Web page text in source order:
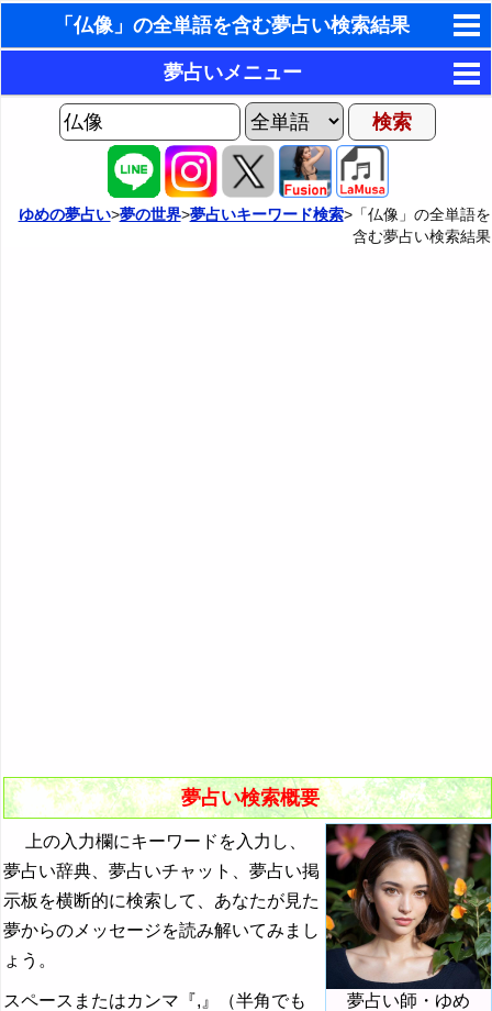
「仏像」の全単語を含む夢占い検索結果
東洋・西洋占星術
ホラリー占星術
手相占いで未来診断
タロットカードで無料占い
夢占いメニュー
AIゆめの夢占いチャット
ヨセフの夢占い
夢占い掲示板
ゆめの夢占い>夢の世界>夢占いキーワード検索>「仏像」の全単語を
含む夢占い検索結果
夢占い検索概要
夢占い師・ゆめ
上の入力欄にキーワードを入力し、
夢占い辞典、夢占いチャット、夢占い掲
示板を横断的に検索して、あなたが見た
夢からのメッセージを読み解いてみまし
ょう。
スペースまたはカンマ『,』（半角でも